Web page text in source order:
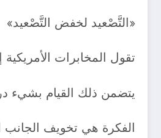
«التَّصْعيد لخفض التَّصْعيد»
تقول المخابرات
يتضمن ذلك القيام بشيء
الفكرة هي تخويف الجانب